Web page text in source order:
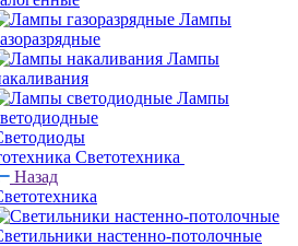
Лампы
Лампы
Лампы
Светотехника
Назад
настенно-потолочные